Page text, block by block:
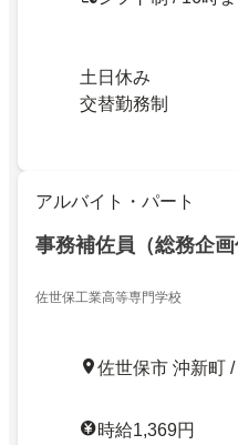
土日休み
交替勤務制
アルバイト・パート
事務補佐員（総務企画
佐世保工業高等専門学校
佐世保市 沖新町
時給1,369円